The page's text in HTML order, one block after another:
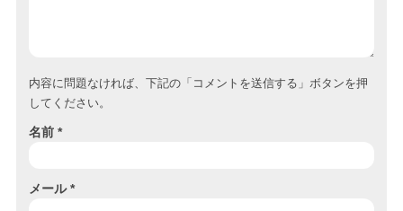
内容に問題なければ、下記の「コメントを送信する」ボタンを押
してください。
名前 *
メール*